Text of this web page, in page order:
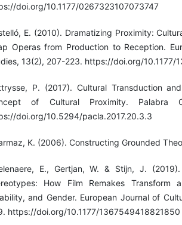
doi.org/10.1177/0267323107073747
E. (2010). Dramatizing Proximity:
Operas from Production to Reception.
13(2), 207-223. https://doi.org/10.1177/
P. (2017). Cultural Transduction
of Cultural Proximity. Palabra
doi.org/10.5294/pacla.2017.20.3.3
K. (2006). Constructing Grounded
E., Gertjan, W. & Stijn, J.
How Film Remakes Transform
and Gender. European Journal of
https://doi.org/10.1177/1367549418821850